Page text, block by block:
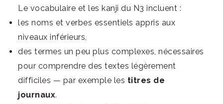
Le vocabulaire et les kanji du N3 incluent :
les noms et verbes essentiels appris aux
niveaux inférieurs,
des termes un peu plus complexes, nécessaires
pour comprendre des textes légèrement
difficiles — par exemple les titres de
journaux.